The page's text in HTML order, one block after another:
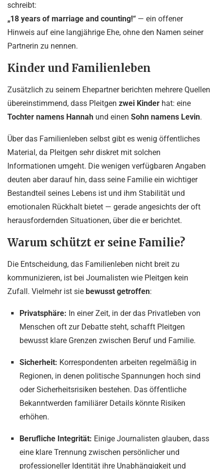
schreibt:
„18 years of marriage and counting!“ — ein offener
Hinweis auf eine langjährige Ehe, ohne den Namen seiner
Partnerin zu nennen.
Kinder und Familienleben
Zusätzlich zu seinem Ehepartner berichten mehrere Quellen
übereinstimmend, dass Pleitgen zwei Kinder hat: eine
Tochter namens Hannah und einen Sohn namens Levin.
Über das Familienleben selbst gibt es wenig öffentliches
Material, da Pleitgen sehr diskret mit solchen
Informationen umgeht. Die wenigen verfügbaren Angaben
deuten aber darauf hin, dass seine Familie ein wichtiger
Bestandteil seines Lebens ist und ihm Stabilität und
emotionalen Rückhalt bietet — gerade angesichts der oft
herausfordernden Situationen, über die er berichtet.
Warum schützt er seine Familie?
Die Entscheidung, das Familienleben nicht breit zu
kommunizieren, ist bei Journalisten wie Pleitgen kein
Zufall. Vielmehr ist sie bewusst getroffen:
Privatsphäre: In einer Zeit, in der das Privatleben von
Menschen oft zur Debatte steht, schafft Pleitgen
bewusst klare Grenzen zwischen Beruf und Familie.
Sicherheit: Korrespondenten arbeiten regelmäßig in
Regionen, in denen politische Spannungen hoch sind
oder Sicherheitsrisiken bestehen. Das öffentliche
Bekanntwerden familiärer Details könnte Risiken
erhöhen.
Berufliche Integrität: Einige Journalisten glauben, dass
eine klare Trennung zwischen persönlicher und
professioneller Identität ihre Unabhängigkeit und